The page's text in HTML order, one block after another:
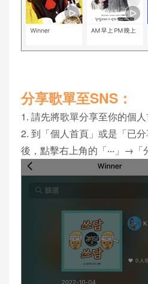
分享歌單至SNS：
1. 請先將歌單分享至你的個人
2. 到「個人首頁」或是「已
後，點擊右上角的「‧‧‧」→「